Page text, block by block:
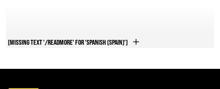
“Nuestra decisión de elegir a Hyster como
suministrador preferido ha demostrado ser
pueden responder eficazmente a los variados
[MISSING TEXT '/READMORE' FOR 'SPANISH (SPAIN)']